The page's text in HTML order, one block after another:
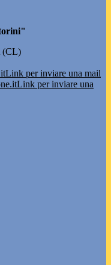
(CL)
Link per inviare una mail
Link per inviare una